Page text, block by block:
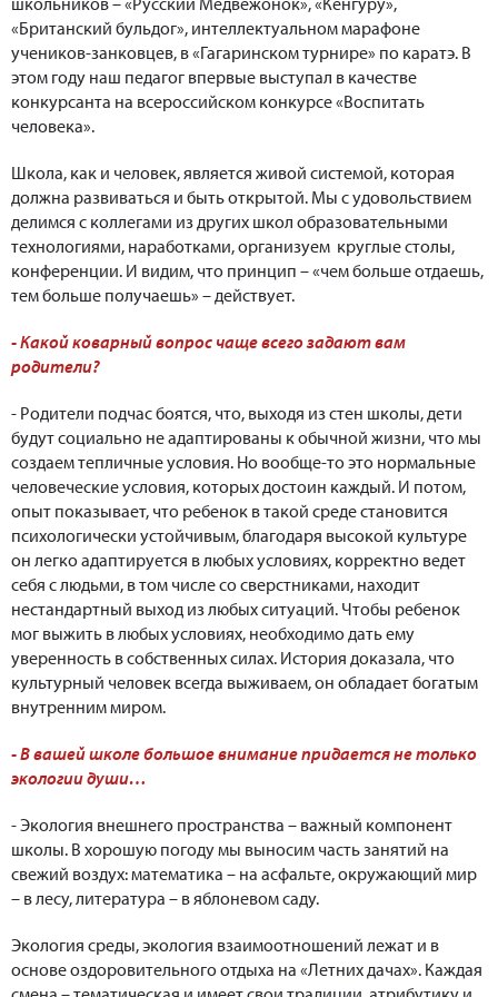
«Британский бульдог», интеллектуальном марафоне
учеников-занковцев, в «Гагаринском турнире» по каратэ. В
этом году наш педагог впервые выступал в качестве
конкурсанта на всероссийском конкурсе «Воспитать
человека».
Школа, как и человек, является живой системой, которая
должна развиваться и быть открытой. Мы с удовольствием
делимся с коллегами из других школ образовательными
технологиями, наработками, организуем круглые столы,
конференции. И видим, что принцип – «чем больше отдаешь,
тем больше получаешь» – действует.
- Какой коварный вопрос чаще всего задают вам
родители?
- Родители подчас боятся, что, выходя из стен школы, дети
будут социально не адаптированы к обычной жизни, что мы
создаем тепличные условия. Но вообще-то это нормальные
человеческие условия, которых достоин каждый. И потом,
опыт показывает, что ребенок в такой среде становится
психологически устойчивым, благодаря высокой культуре
он легко адаптируется в любых условиях, корректно ведет
себя с людьми, в том числе со сверстниками, находит
нестандартный выход из любых ситуаций. Чтобы ребенок
мог выжить в любых условиях, необходимо дать ему
уверенность в собственных силах. История доказала, что
культурный человек всегда выживаем, он обладает богатым
внутренним миром.
- В вашей школе большое внимание придается не только
экологии души…
- Экология внешнего пространства – важный компонент
школы. В хорошую погоду мы выносим часть занятий на
свежий воздух: математика – на асфальте, окружающий мир
– в лесу, литература – в яблоневом саду.
Экология среды, экология взаимоотношений лежат и в
основе оздоровительного отдыха на «Летних дачах». Каждая